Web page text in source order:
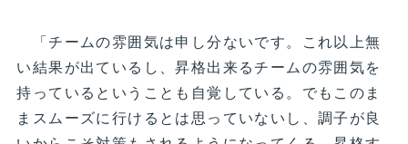
「チームの雰囲気は申し分ないです。これ以上無
い結果が出ているし、昇格出来るチームの雰囲気を
持っているということも自覚している。でもこのま
まスムーズに行けるとは思っていないし、調子が良